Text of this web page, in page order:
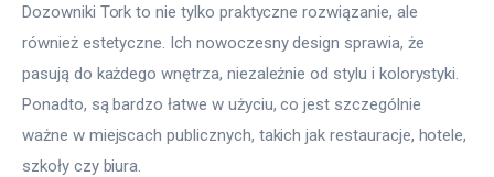
Dozowniki Tork to nie tylko praktyczne rozwiązanie, ale
również estetyczne. Ich nowoczesny design sprawia, że
pasują do każdego wnętrza, niezależnie od stylu i kolorystyki.
Ponadto, są bardzo łatwe w użyciu, co jest szczególnie
ważne w miejscach publicznych, takich jak restauracje, hotele,
szkoły czy biura.